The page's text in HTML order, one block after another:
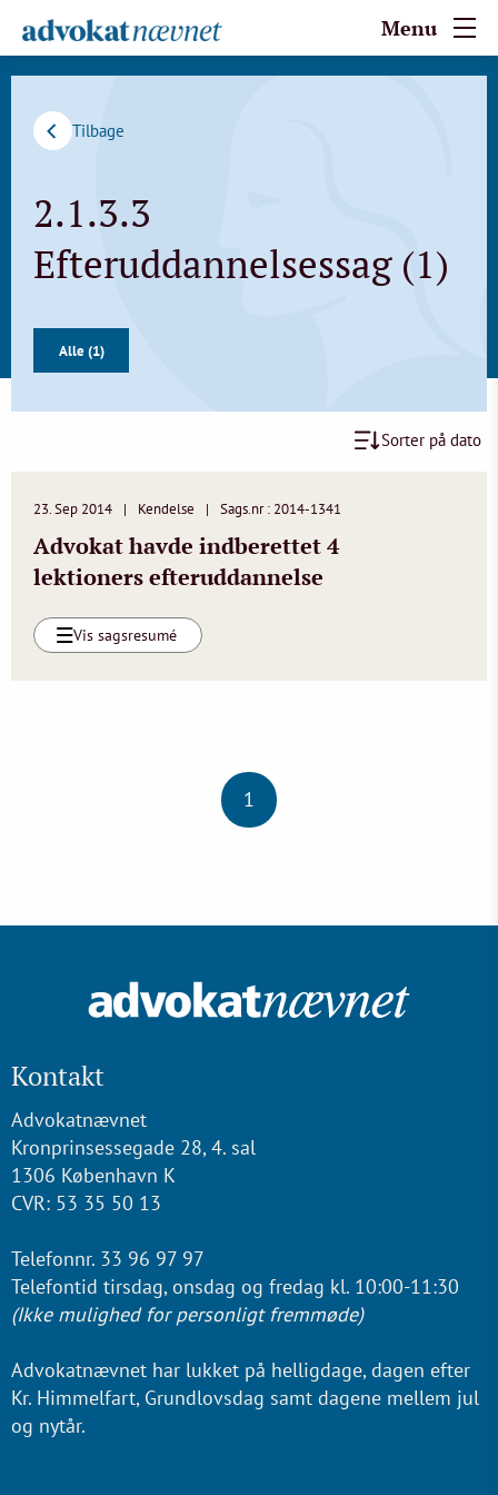
Menu
Tilbage
2.1.3.3
Efteruddannelsessag (1)
Alle (1)
Sorter på dato
23. Sep 2014 Kendelse Sags.nr : 2014-1341
Advokat havde indberettet 4
lektioners efteruddannelse
Vis sagsresumé
1
Kontakt
Advokatnævnet
Kronprinsessegade 28, 4. sal
1306 København K
CVR: 53 35 50 13
Telefonnr. 33 96 97 97
Telefontid tirsdag, onsdag og fredag kl. 10:00-11:30
(Ikke mulighed for personligt fremmøde)
Advokatnævnet har lukket på helligdage, dagen efter
Kr. Himmelfart, Grundlovsdag samt dagene mellem jul
og nytår.